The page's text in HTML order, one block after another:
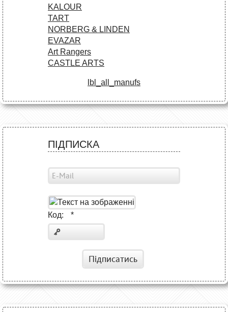
KALOUR
TART
NORBERG & LINDEN
EVAZAR
Art Rangers
CASTLE ARTS
lbl_all_manufs
ПІДПИСКА
Код: *
Підписатись